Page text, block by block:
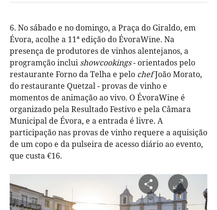
6. No sábado e no domingo, a Praça do Giraldo, em
Évora, acolhe a 11ª edição do ÉvoraWine. Na
presença de produtores de vinhos alentejanos, a
programção inclui showcookings- orientados pelo
restaurante Forno da Telha e pelo chefJoão Morato,
do restaurante Quetzal - provas de vinho e
momentos de animação ao vivo. O ÉvoraWine é
organizado pela Resultado Festivo e pela Câmara
Municipal de Évora, e a entrada é livre. A
participação nas provas de vinho requere a aquisição
de um copo e da pulseira de acesso diário ao evento,
que custa €16.